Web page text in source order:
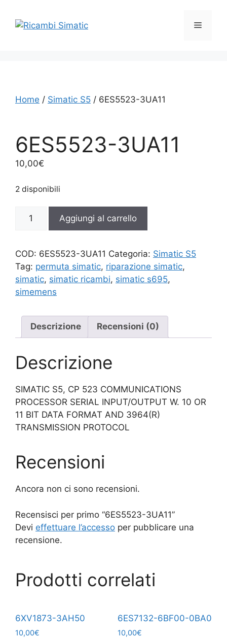
contenuto
Menu
Home / Simatic S5 / 6ES5523-3UA11
6ES5523-3UA11
10,00€
2 disponibili
3UA11
Aggiungi al carrello
COD: 6ES5523-3UA11 Categoria: Simatic S5
Tag: permuta simatic, riparazione simatic,
simatic, simatic ricambi, simatic s695,
simemens
Descrizione Recensioni (0)
Descrizione
SIMATIC S5, CP 523 COMMUNICATIONS
PROCESSOR SERIAL INPUT/OUTPUT W. 10 OR
11 BIT DATA FORMAT AND 3964(R)
TRANSMISSION PROTOCOL
Recensioni
Ancora non ci sono recensioni.
Recensisci per primo “6ES5523-3UA11”
Devi effettuare l’accesso per pubblicare una
recensione.
Prodotti correlati
6XV1873-3AH50
10,00€
6ES7132-6BF00-0BA0
10,00€